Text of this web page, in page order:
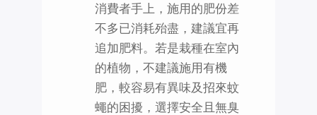
消費者手上，施用的肥份差
不多已消耗殆盡，建議宜再
追加肥料。若是栽種在室內
的植物，不建議施用有機
肥，較容易有異味及招來蚊
蠅的困擾，選擇安全且無臭